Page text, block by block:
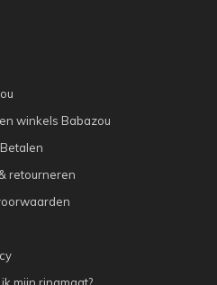
winkels Babazou
retourneren
mijn ringmaat?